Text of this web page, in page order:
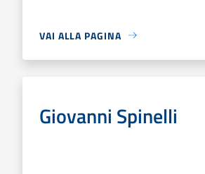
VAI ALLA PAGINA
Giovanni Spinelli